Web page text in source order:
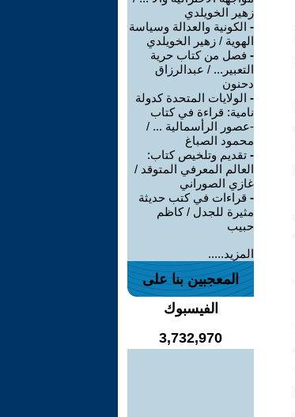
زهير الخويلدي
- الكونية والعدالة وسياسة
الهوية / زهير الخويلدي
- فصل من كتاب حرية
التعبير... / عبدالرزاق
دحنون
- الولايات المتحدة كدولة
نامية: قراءة في كتاب
-عصور الرأسمالية ... /
محمود الصباغ
- تقديم وتلخيص كتاب:
العالم المعرفي المتوقد /
غازي الصوراني
- قراءات في كتب حديثة
مثيرة للجدل / كاظم
حبيب
المزيد.....
المعجبين بنا على
الفيسبوك
3,732,970